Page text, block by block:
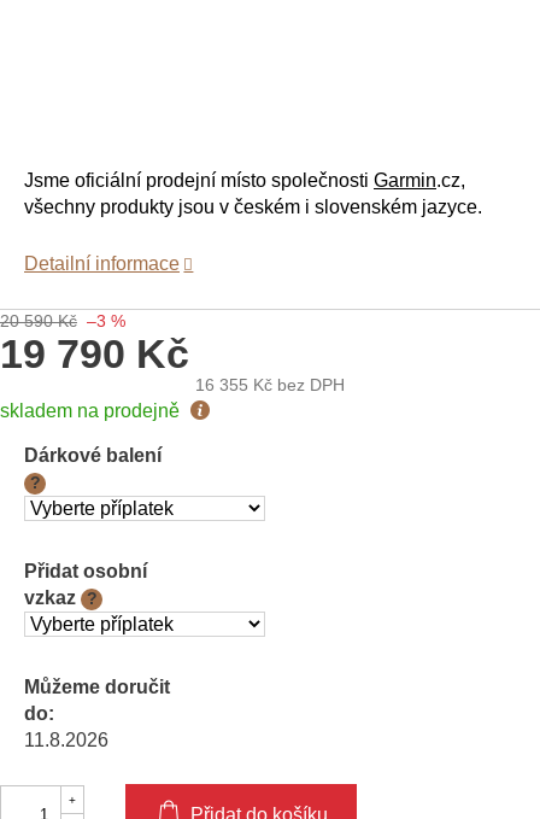
20 590 Kč –3 %
19 790 Kč
16 355 Kč bez DPH
Měrná
skladem na prodejně
Dárkové balení
?
Přidat osobní
vzkaz
?
Můžeme doručit
do:
11.8.2026
Přidat do košíku
Jsme oficiální prodejní místo společnosti Garmin.cz,
všechny produkty jsou v českém i slovenském jazyce.
Detailní informace